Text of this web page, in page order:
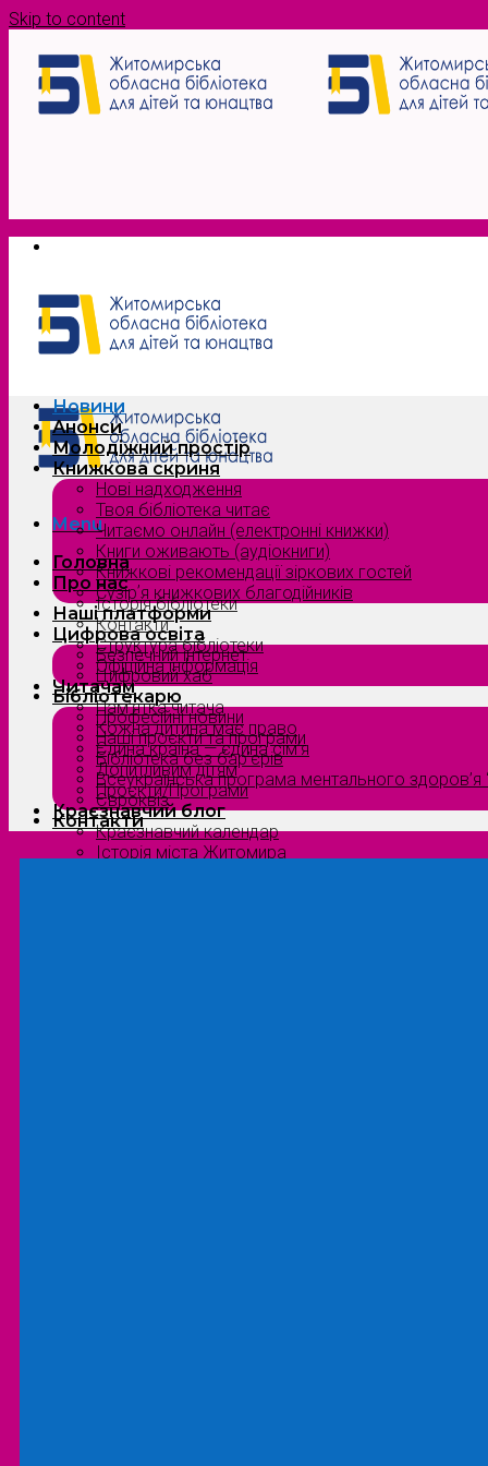
Skip to content
Menu
Головна
Про нас
Історія бібліотеки
Контакти
Структура бібліотеки
Офіційна інформація
Читачам
Пам’ятка читача
Кожна дитина має право
Єдина країна — єдина сім’я
Допитливим дітям
Проєкти/Програми
Краєзнавчий блог
Краєзнавчий календар
Історія міста Житомира
Новини
Анонси
Молодіжний простір
Книжкова скриня
Нові надходження
Твоя бібліотека читає
Читаємо онлайн (електронні книжки)
Книги оживають (аудіокниги)
Книжкові рекомендації зіркових гостей
Сузірʼя книжкових благодійників
Наші платформи
Цифрова освіта
Безпечний інтернет
Цифровий хаб
Бібліотекарю
Професійні новини
Наші проєкти та програми
Бібліотека без бар’єрів
Всеукраїнська програма ментального здоров’я
Євроквіз
Контакти